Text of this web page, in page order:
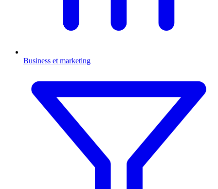
Business et marketing